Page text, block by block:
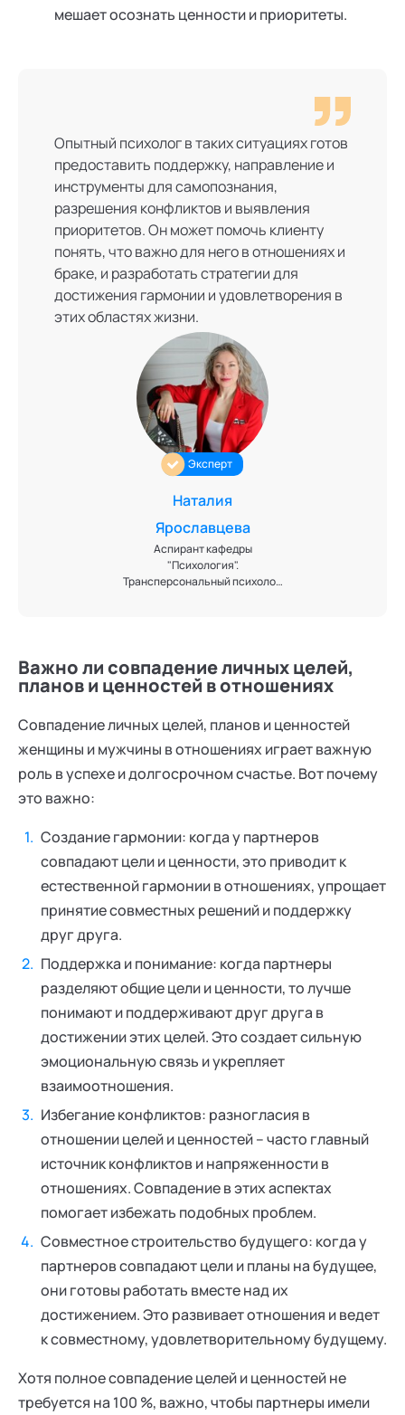
мешает осознать ценности и приоритеты.
Эксперт
Наталия
Ярославцева
Аспирант кафедры
"Психология".
Трансперсональный психолог.
отношений. Детский писатель,
член Союза писателей России.
Эксперт кафедры
психология" Академии
социальных технологий
Опытный психолог в таких ситуациях готов
предоставить поддержку, направление и
инструменты для самопознания,
разрешения конфликтов и выявления
приоритетов. Он может помочь клиенту
понять, что важно для него в отношениях и
браке, и разработать стратегии для
достижения гармонии и удовлетворения в
этих областях жизни.
Важно ли совпадение личных целей,
планов и ценностей в отношениях
Совпадение личных целей, планов и ценностей
женщины и мужчины в отношениях играет важную
роль в успехе и долгосрочном счастье. Вот почему
это важно:
Создание гармонии: когда у партнеров
совпадают цели и ценности, это приводит к
естественной гармонии в отношениях, упрощает
принятие совместных решений и поддержку
друг друга.
Поддержка и понимание: когда партнеры
разделяют общие цели и ценности, то лучше
понимают и поддерживают друг друга в
достижении этих целей. Это создает сильную
эмоциональную связь и укрепляет
взаимоотношения.
Избегание конфликтов: разногласия в
отношении целей и ценностей – часто главный
источник конфликтов и напряженности в
отношениях. Совпадение в этих аспектах
помогает избежать подобных проблем.
Совместное строительство будущего: когда у
партнеров совпадают цели и планы на будущее,
они готовы работать вместе над их
достижением. Это развивает отношения и ведет
к совместному, удовлетворительному будущему.
Хотя полное совпадение целей и ценностей не
требуется на 100 %, важно, чтобы партнеры имели